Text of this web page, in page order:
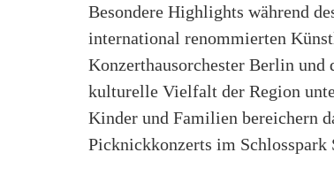
Besondere Highlights während
international renommierten
Konzerthausorchester Berlin und
kulturelle Vielfalt der Region
Kinder und Familien bereichern
Picknickkonzerts im Schlosspark